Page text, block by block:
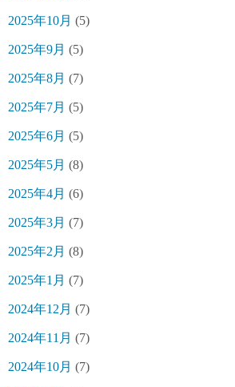
2025年10月 (5)
2025年9月 (5)
2025年8月 (7)
2025年7月 (5)
2025年6月 (5)
2025年5月 (8)
2025年4月 (6)
2025年3月 (7)
2025年2月 (8)
2025年1月 (7)
2024年12月 (7)
2024年11月 (7)
2024年10月 (7)